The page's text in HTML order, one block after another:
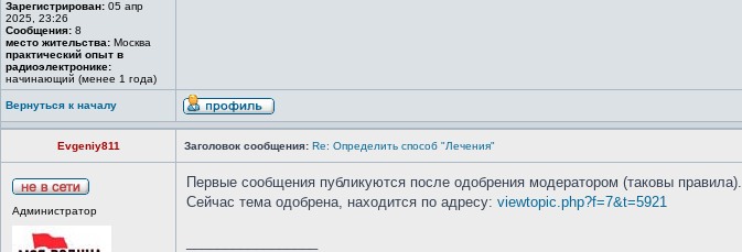
Зарегистрирован: 05 апр
2025, 23:26
Сообщения: 8
место жительства: Москва
практический опыт в
радиоэлектронике:
начинающий (менее 1 года)
Вернуться к началу
Evgeniy811 Заголовок сообщения: Re: Определить способ "Лечения"
Администратор
Первые сообщения публикуются после одобрения модератором (таковы правила).
Сейчас тема одобрена, находится по адресу: viewtopic.php?f=7&t=5921